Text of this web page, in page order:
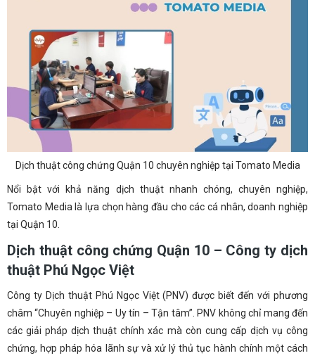
Dịch thuật công chứng Quận 10 chuyên nghiệp tại Tomato Media
Nổi bật với khả năng dịch thuật nhanh chóng, chuyên nghiệp,
Tomato Media là lựa chọn hàng đầu cho các cá nhân, doanh nghiệp
tại Quận 10.
Dịch thuật công chứng Quận 10 – Công ty dịch
thuật Phú Ngọc Việt
Công ty Dịch thuật Phú Ngọc Việt (PNV) được biết đến với phương
châm “Chuyên nghiệp – Uy tín – Tận tâm”. PNV không chỉ mang đến
các giải pháp dịch thuật chính xác mà còn cung cấp dịch vụ công
chứng, hợp pháp hóa lãnh sự và xử lý thủ tục hành chính một cách